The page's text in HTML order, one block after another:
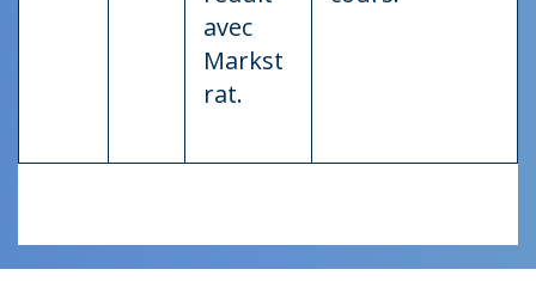
avec
Markst
rat.